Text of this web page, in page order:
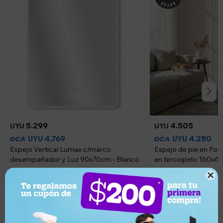

UYU 5.299
UYU 4.769
Espejo Vertical Lumax c/marco
desempañador y Luz 90x70cm - Blanco
UYU 4.505
UYU 4.280
Espejo de pie en
en terciopelo